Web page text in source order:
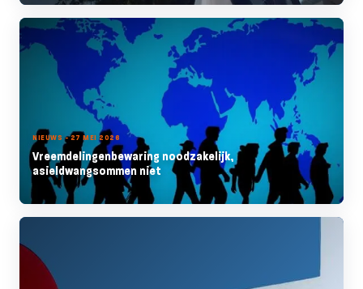
NIEUWS - 27 MEI 2026
Vreemdelingenbewaring noodzakelijk,
asieldwangsommen niet